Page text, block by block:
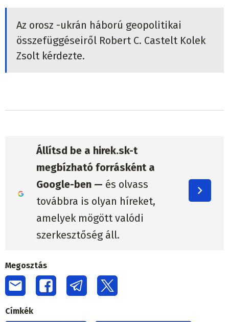
Az orosz -ukrán háború geopolitikai
összefüggéseiről Robert C. Castelt Kolek
Zsolt kérdezte.
Állítsd be a hirek.sk-t
megbízható forrásként a
Google-ben — és olvass
továbbra is olyan híreket,
amelyek mögött valódi
szerkesztőség áll.
Megosztás
Címkék